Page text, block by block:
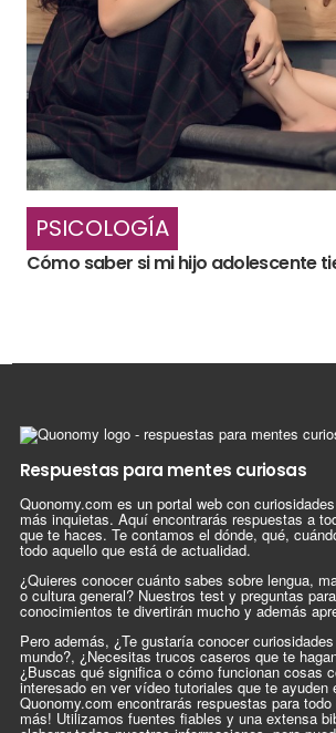
PSICOLOGÍA
Cómo saber si mi hijo adolescente
Respuestas para mentes curiosas
Quonomy.com es un portal web con
más inquietas. Aquí encontrarás respuestas a
que te haces. Te contamos el dónde, qué,
todo aquello que está de actualidad.
¿Quieres conocer cuánto sabes sobre lengua,
o cultura general? Nuestros test y preguntas
conocimientos te divertirán mucho y además
Pero además, ¿Te gustaría conocer
mundo?, ¿Necesitas trucos caseros que te
¿Buscas qué significa o cómo funcionan cosas
interesado en ver vídeo tutoriales que te
Quonomy.com encontrarás respuestas para
más! Utilizamos fuentes fiables y una extensa